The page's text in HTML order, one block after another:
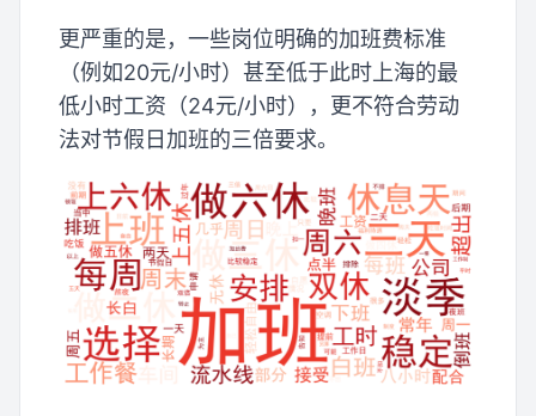
更严重的是，一些岗位明确的加班费标准
（例如20元/小时）甚至低于此时上海的最
低小时工资（24元/小时），更不符合劳动
法对节假日加班的三倍要求。